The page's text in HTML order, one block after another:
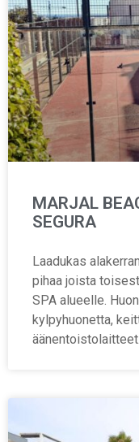
MARJAL
SEGURA
Laadukas
pihaa joista
SPA alueelle.
kylpyhuonetta,